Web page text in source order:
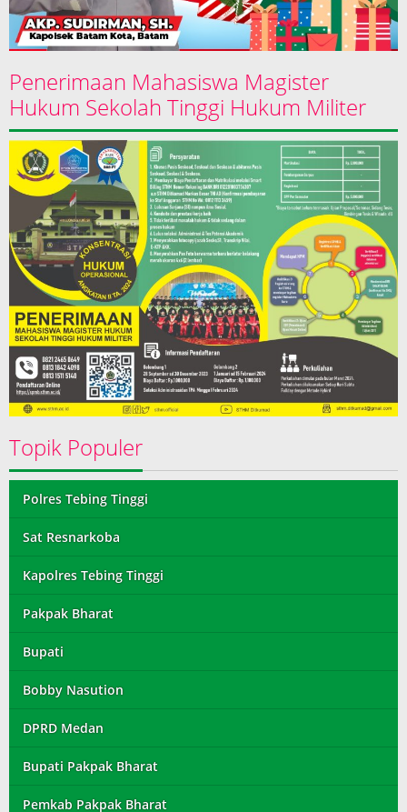
Penerimaan Mahasiswa Magister
Hukum Sekolah Tinggi Hukum Militer
Topik Populer
Polres Tebing Tinggi
Sat Resnarkoba
Kapolres Tebing Tinggi
Pakpak Bharat
Bupati
Bobby Nasution
DPRD Medan
Bupati Pakpak Bharat
Pemkab Pakpak Bharat